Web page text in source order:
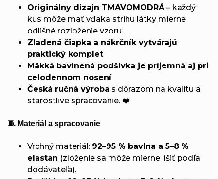
Originálny dizajn TMAVOMODRÁ – každý
kus môže mať vďaka strihu látky mierne
odlišné rozloženie vzoru.
Zladená čiapka a nákrčník vytvárajú
praktický komplet
Mäkká bavlnená podšívka je príjemná aj pri
celodennom nosení
Česká ručná výroba s dôrazom na kvalitu a
starostlivé spracovanie. ❤️
🧵 Materiál a spracovanie
Vrchný materiál: 92–95 % bavlna a 5–8 %
elastan (zloženie sa môže mierne líšiť podľa
dodávateľa).